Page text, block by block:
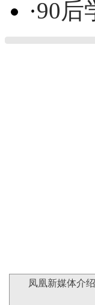
·90后
凤凰新媒体介绍